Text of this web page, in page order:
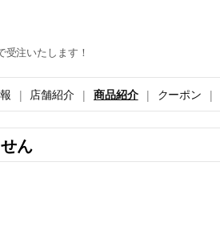
注いたします！
店舗紹介 商品紹介 クーポン
ん